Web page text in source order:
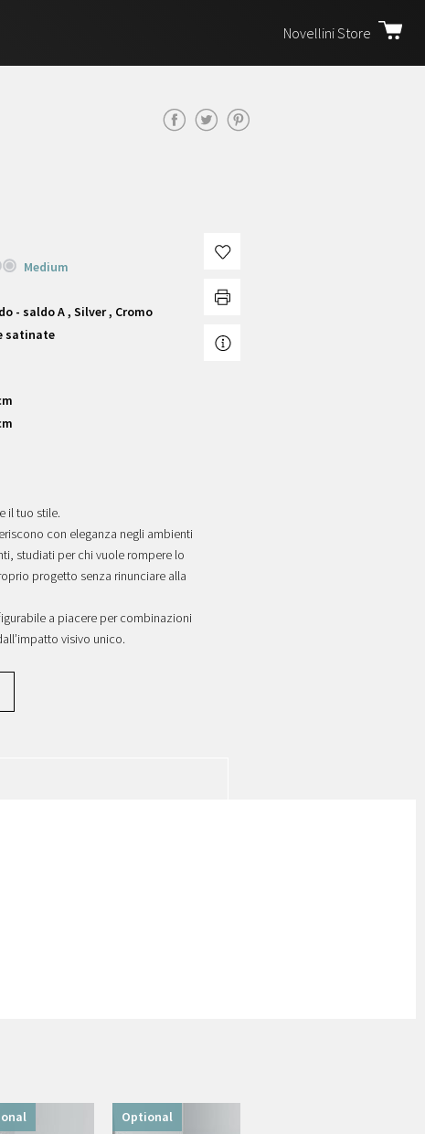
Novellini Store
Medium
- saldo A , Silver , Cromo
satinate
il tuo stile.
con eleganza negli ambienti
studiati per chi vuole rompere lo
progetto senza rinunciare alla
a piacere per combinazioni
visivo unico.
Optional